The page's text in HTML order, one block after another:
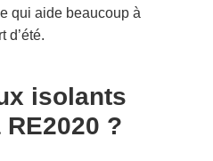
qui aide beaucoup à
d’été.
isolants
?